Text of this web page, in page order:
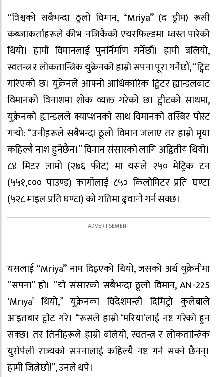
“विश्वको सबैभन्दा ठूलो विमान, “Mriya” (द ड्रीम) रूसी
कब्जाकर्ताहरूले कीभ नजिकैको एयरफिल्डमा ध्वस्त पारेको
थियो। हामी विमानलाई पुनर्निर्माण गर्नेछौं। हामी बलियो,
स्वतन्त्र र लोकतान्त्रिक युक्रेनको हाम्रो सपना पूरा गर्नेछौं, “ट्विट
गरिएको छ। युक्रेनले आफ्नो आधिकारिक ट्विटर ह्यान्डलबाट
विमानको विनाशमा शोक व्यक्त गरेको छ। ट्वीटको साथमा,
युक्रेनको ह्यान्डलले क्याप्शनको साथ विमानको तस्बिर पोस्ट
गर्‍यो: “उनीहरूले सबैभन्दा ठूलो विमान जलाए तर हाम्रो मृया
कहिल्यै नाश हुनेछैन।” विमान संसारको लागि अद्वितीय थियो।
८४ मिटर लामो (२७६ फीट) मा यसले २५० मेट्रिक टन
(५५१,००० पाउण्ड) कार्गोलाई ८५० किलोमिटर प्रति घण्टा
(५२८ माइल प्रति घण्टा) को गतिमा ढुवानी गर्न सक्छ।
यसलाई “Mriya” नाम दिइएको थियो, जसको अर्थ युक्रेनीमा
“सपना” हो। “यो संसारको सबैभन्दा ठूलो विमान, AN-225
‘Mriya’ थियो,” युक्रेनका विदेशमन्त्री दिमिट्रो कुलेबाले
आइतबार ट्वीट गरे। “रूसले हाम्रो ‘मरिया’लाई नष्ट गरेको हुन
सक्छ। तर तिनीहरूले हाम्रो बलियो, स्वतन्त्र र लोकतान्त्रिक
युरोपेली राज्यको सपनालाई कहिल्यै नष्ट गर्न सक्ने छैनन्।
हामी जित्नेछौं!”, उनले थपे।